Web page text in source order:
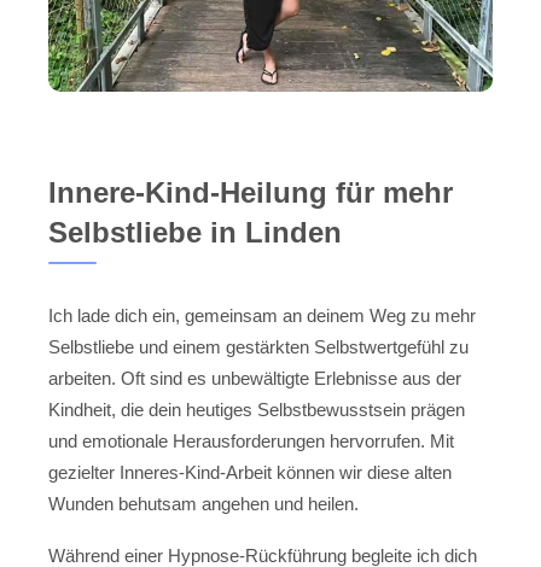
Innere-Kind-Heilung für mehr
Selbstliebe in Linden
Ich lade dich ein, gemeinsam an deinem Weg zu mehr
Selbstliebe und einem gestärkten Selbstwertgefühl zu
arbeiten. Oft sind es unbewältigte Erlebnisse aus der
Kindheit, die dein heutiges Selbstbewusstsein prägen
und emotionale Herausforderungen hervorrufen. Mit
gezielter Inneres-Kind-Arbeit können wir diese alten
Wunden behutsam angehen und heilen.
Während einer Hypnose-Rückführung begleite ich dich